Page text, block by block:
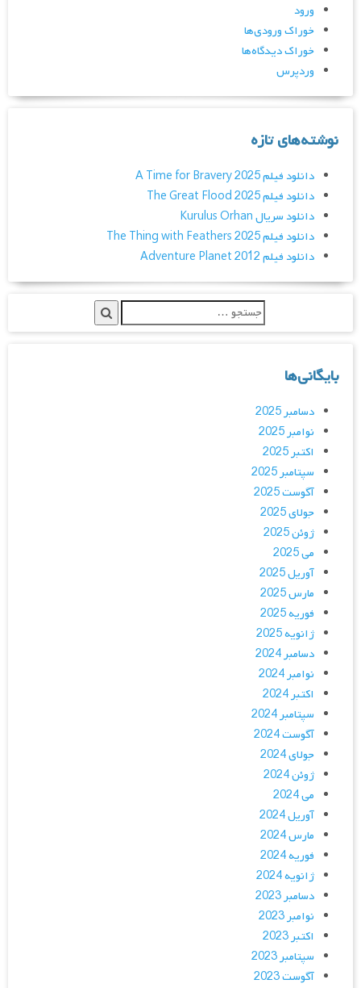
ورود
خوراک ورودی‌ها
خوراک دیدگاه‌ها
وردپرس
نوشته‌های تازه
دانلود فیلم A Time for Bravery 2025
دانلود فیلم The Great Flood 2025
دانلود سریال Kurulus Orhan
دانلود فیلم The Thing with Feathers 2025
دانلود فیلم Adventure Planet 2012
بایگانی‌ها
دسامبر 2025
نوامبر 2025
اکتبر 2025
سپتامبر 2025
آگوست 2025
جولای 2025
ژوئن 2025
می 2025
آوریل 2025
مارس 2025
فوریه 2025
ژانویه 2025
دسامبر 2024
نوامبر 2024
اکتبر 2024
سپتامبر 2024
آگوست 2024
جولای 2024
ژوئن 2024
می 2024
آوریل 2024
مارس 2024
فوریه 2024
ژانویه 2024
دسامبر 2023
نوامبر 2023
اکتبر 2023
سپتامبر 2023
آگوست 2023